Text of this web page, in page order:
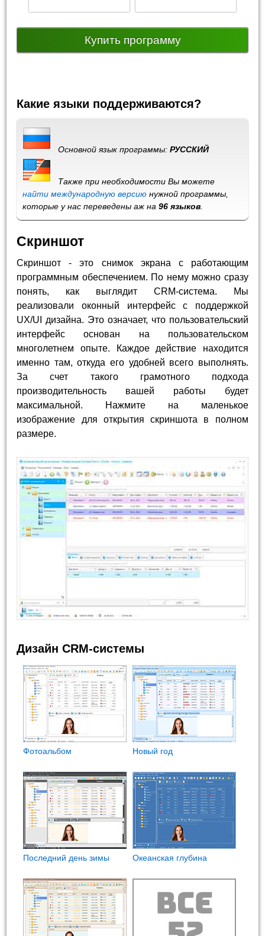
Купить программу
Какие языки поддерживаются?
Основной язык программы:РУССКИЙ
Также при необходимости Вы можете
найти международную версию нужной программы,
которые у нас переведены аж на96 языков
Скриншот
Скриншот - это снимок экрана с работающим
программным обеспечением. По нему можно сразу
понять, как выглядит CRM-система. Мы
реализовали оконный интерфейс с поддержкой
UX/UI дизайна. Это означает, что пользовательский
интерфейс основан на пользовательском
многолетнем опыте. Каждое действие находится
именно там, откуда его удобней всего выполнять.
За счет такого грамотного подхода
производительность вашей работы будет
максимальной. Нажмите на маленькое
изображение для открытия скриншота в полном
размере.
Дизайн CRM-системы
Фотоальбом Новый год
Последний день зимы Океанская глубина